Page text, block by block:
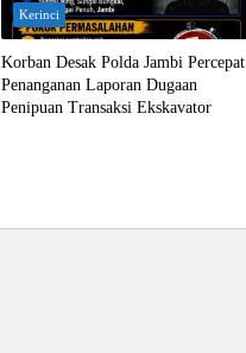
Kerinci
Korban Desak Polda Jambi Percepat
Penanganan Laporan Dugaan
Penipuan Transaksi Ekskavator